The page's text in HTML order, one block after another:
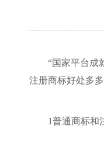
“国家平台成
注册商标好处多
1普通商标和